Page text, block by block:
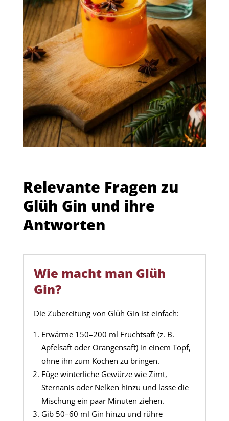
Relevante Fragen zu
Glüh Gin und ihre
Antworten
Wie macht man Glüh
Gin?
Die Zubereitung von Glüh Gin ist einfach:
Erwärme 150–200 ml Fruchtsaft (z. B.
Apfelsaft oder Orangensaft) in einem Topf,
ohne ihn zum Kochen zu bringen.
Füge winterliche Gewürze wie Zimt,
Sternanis oder Nelken hinzu und lasse die
Mischung ein paar Minuten ziehen.
Gib 50–60 ml Gin hinzu und rühre